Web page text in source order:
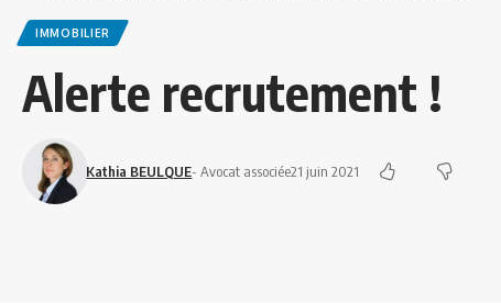
IMMOBILIER
Alerte recrutement !
Kathia BEULQUE- Avocat associée21 juin 2021